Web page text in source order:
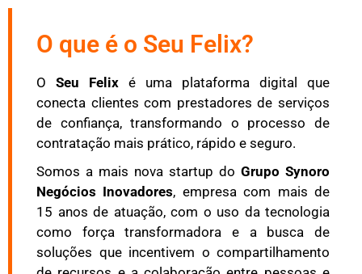
O que é o Seu Felix?
O Seu Felix é uma plataforma digital que
conecta clientes com prestadores de serviços
de confiança, transformando o processo de
contratação mais prático, rápido e seguro.
Somos a mais nova startup do Grupo Synoro
Negócios Inovadores, empresa com mais de
15 anos de atuação, com o uso da tecnologia
como força transformadora e a busca de
soluções que incentivem o compartilhamento